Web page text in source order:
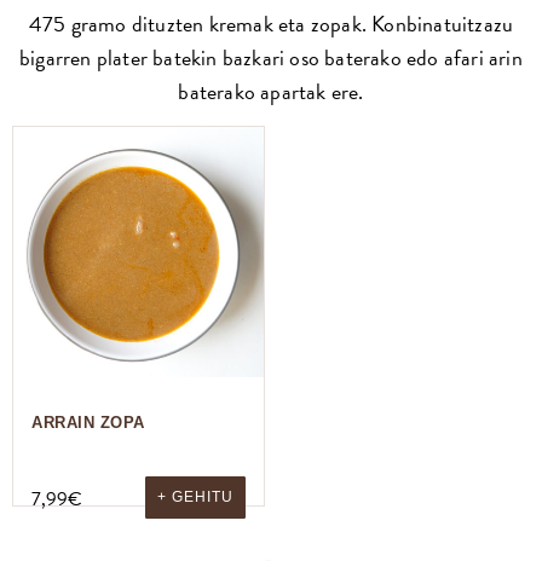
475 gramo dituzten kremak eta zopak. Konbinatuitzazu
bigarren plater batekin bazkari oso baterako edo afari arin
baterako apartak ere.
ARRAIN ZOPA
7,99€ + GEHITU